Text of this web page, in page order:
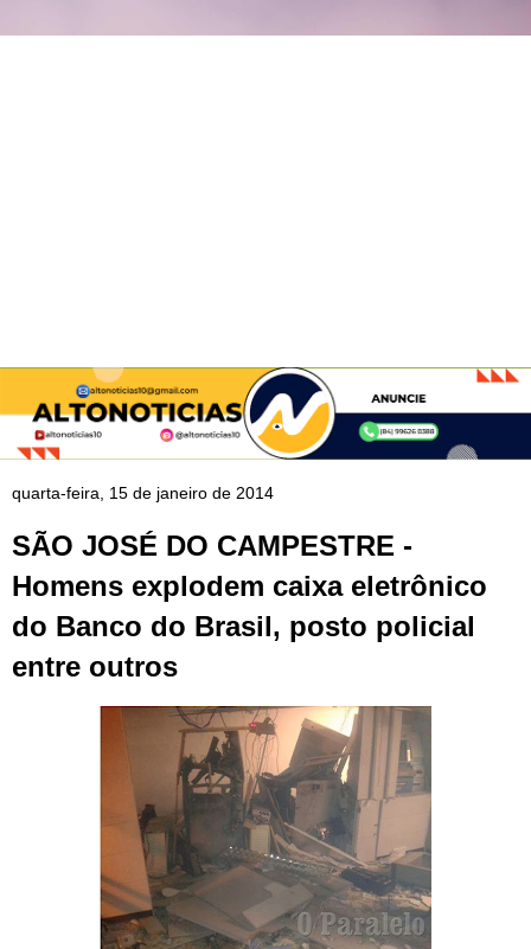
quarta-feira, 15 de janeiro de 2014
SÃO JOSÉ DO CAMPESTRE -
Homens explodem caixa eletrônico
do Banco do Brasil, posto policial
entre outros